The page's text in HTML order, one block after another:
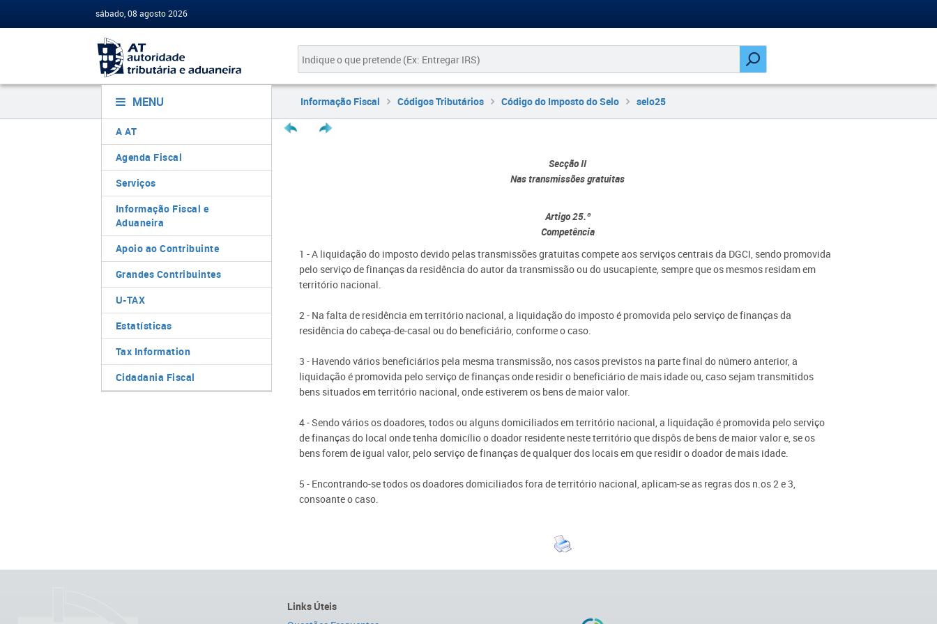
sábado, 08 agosto 2026
MENU
A AT
Agenda Fiscal
Serviços
Informação Fiscal e
Aduaneira
Apoio ao Contribuinte
Grandes Contribuintes
U-TAX
Estatísticas
Tax Information
Cidadania Fiscal
Informação Fiscal Códigos Tributários Código do Imposto do Selo selo25
Secção II
Nas transmissões gratuitas
Artigo 25.º
Competência
1 - A liquidação do imposto devido pelas transmissões gratuitas compete aos serviços centrais da DGCI, sendo promovida
pelo serviço de finanças da residência do autor da transmissão ou do usucapiente, sempre que os mesmos residam em
território nacional.
2 - Na falta de residência em território nacional, a liquidação do imposto é promovida pelo serviço de finanças da
residência do cabeça-de-casal ou do beneficiário, conforme o caso.
3 - Havendo vários beneficiários pela mesma transmissão, nos casos previstos na parte final do número anterior, a
liquidação é promovida pelo serviço de finanças onde residir o beneficiário de mais idade ou, caso sejam transmitidos
bens situados em território nacional, onde estiverem os bens de maior valor.
4 - Sendo vários os doadores, todos ou alguns domiciliados em território nacional, a liquidação é promovida pelo serviço
de finanças do local onde tenha domicílio o doador residente neste território que dispôs de bens de maior valor e, se os
bens forem de igual valor, pelo serviço de finanças de qualquer dos locais em que residir o doador de mais idade.
5 - Encontrando-se todos os doadores domiciliados fora de território nacional, aplicam-se as regras dos n.os 2 e 3,
consoante o caso.
Links Úteis